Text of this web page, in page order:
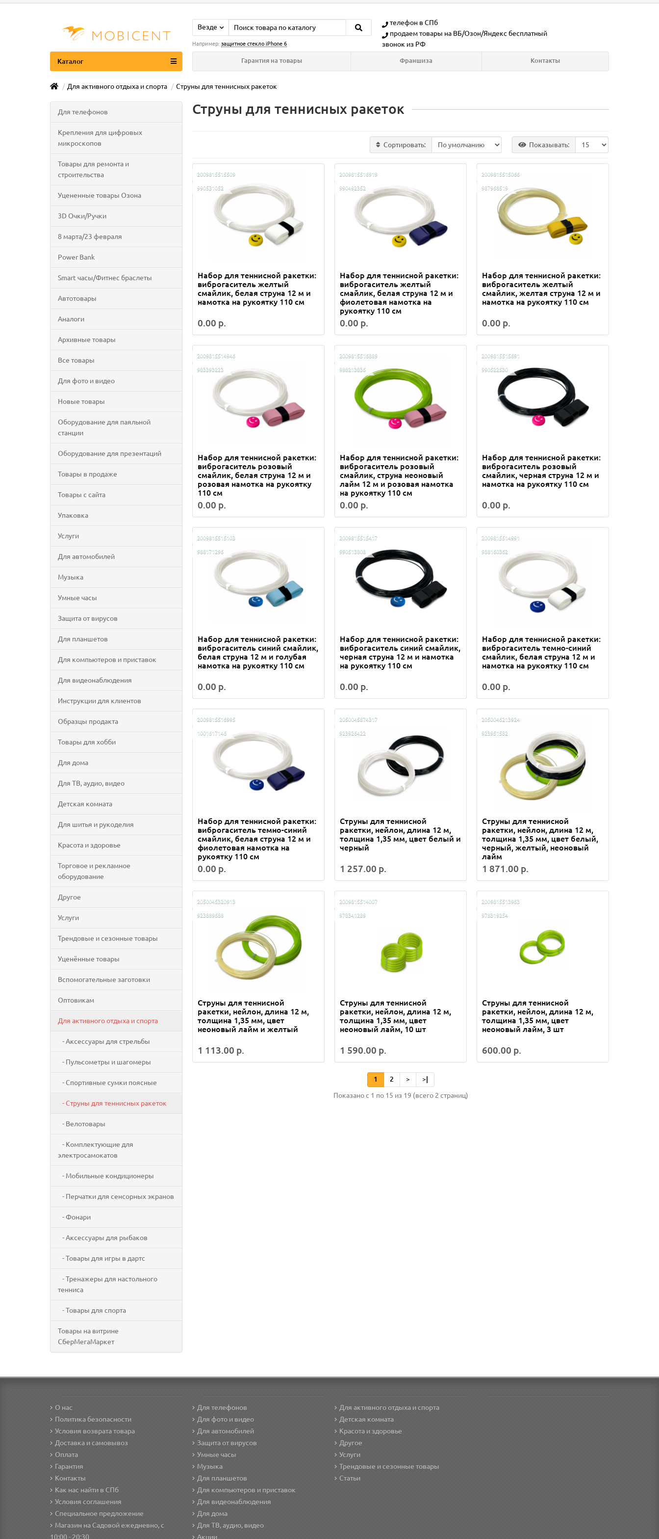
телефон в СПб
продаем товары на ВБ/Озон/Яндекс бесплатный
звонок из РФ
Везде
Например: защитное стекло iPhone 6
Гарантия на товары Франшиза Контакты
Каталог
Для активного отдыха и спорта Струны для теннисных ракеток
Для телефонов
Крепления для цифровых
микроскопов
Товары для ремонта и
строительства
Уцененные товары Озона
3D Очки/Ручки
8 марта/23 февраля
Power Bank
Smart часы/Фитнес браслеты
Автотовары
Аналоги
Архивные товары
Все товары
Для фото и видео
Новые товары
Оборудование для паяльной
станции
Оборудование для презентаций
Товары в продаже
Товары с сайта
Упаковка
Услуги
Для автомобилей
Музыка
Умные часы
Защита от вирусов
Для планшетов
Для компьютеров и приставок
Для видеонаблюдения
Инструкции для клиентов
Образцы продакта
Товары для хобби
Для дома
Для ТВ, аудио, видео
Детская комната
Для шитья и рукоделия
Красота и здоровье
Торговое и рекламное
оборудование
Другое
Услуги
Трендовые и сезонные товары
Уценённые товары
Вспомогательные заготовки
Оптовикам
Для активного отдыха и спорта
- Аксессуары для стрельбы
- Пульсометры и шагомеры
- Спортивные сумки поясные
- Струны для теннисных ракеток
- Велотовары
- Комплектующие для
электросамокатов
- Мобильные кондиционеры
- Перчатки для сенсорных экранов
- Фонари
- Аксессуары для рыбаков
- Товары для игры в дартс
- Тренажеры для настольного
тенниса
- Товары для спорта
Товары на витрине
СберМегаМаркет
Струны для теннисных ракеток
Сортировать: Показывать:
2009815515509
990531052
Набор для теннисной ракетки:
виброгаситель желтый
смайлик, белая струна 12 м и
намотка на рукоятку 110 см
0.00 р.
2009815516919
990492352
Набор для теннисной ракетки:
виброгаситель желтый
смайлик, белая струна 12 м и
фиолетовая намотка на
рукоятку 110 см
0.00 р.
2009815515066
987968519
Набор для теннисной ракетки:
виброгаситель желтый
смайлик, желтая струна 12 м и
намотка на рукоятку 110 см
0.00 р.
2009815514946
983393223
Набор для теннисной ракетки:
виброгаситель розовый
смайлик, белая струна 12 м и
розовая намотка на рукоятку
110 см
0.00 р.
2009815516889
988213836
Набор для теннисной ракетки:
виброгаситель розовый
смайлик, струна неоновый
лайм 12 м и розовая намотка
на рукоятку 110 см
0.00 р.
2009815515691
990522530
Набор для теннисной ракетки:
виброгаситель розовый
смайлик, черная струна 12 м и
намотка на рукоятку 110 см
0.00 р.
2009815515103
988171296
Набор для теннисной ракетки:
виброгаситель синий смайлик,
белая струна 12 м и голубая
намотка на рукоятку 110 см
0.00 р.
2009815515417
990513808
Набор для теннисной ракетки:
виброгаситель синий смайлик,
черная струна 12 м и намотка
на рукоятку 110 см
0.00 р.
2009815514991
988160362
Набор для теннисной ракетки:
виброгаситель темно-синий
смайлик, белая струна 12 м и
намотка на рукоятку 110 см
0.00 р.
2009815516995
1001617146
Набор для теннисной ракетки:
виброгаситель темно-синий
смайлик, белая струна 12 м и
фиолетовая намотка на
рукоятку 110 см
0.00 р.
2050045874317
923926422
Струны для теннисной
ракетки, нейлон, длина 12 м,
толщина 1,35 мм, цвет белый и
черный
1 257.00 р.
2050046213924
923951582
Струны для теннисной
ракетки, нейлон, длина 12 м,
толщина 1,35 мм, цвет белый,
черный, желтый, неоновый
лайм
1 871.00 р.
2050045320913
923889688
Струны для теннисной
ракетки, нейлон, длина 12 м,
толщина 1,35 мм, цвет
неоновый лайм и желтый
1 113.00 р.
2009815514007
978341289
Струны для теннисной
ракетки, нейлон, длина 12 м,
толщина 1,35 мм, цвет
неоновый лайм, 10 шт
1 590.00 р.
2009815513963
978319254
Струны для теннисной
ракетки, нейлон, длина 12 м,
толщина 1,35 мм, цвет
неоновый лайм, 3 шт
600.00 р.
1 2 > >|
Показано с 1 по 15 из 19 (всего 2 страниц)
О нас
Политика безопасности
Условия возврата товара
Доставка и самовывоз
Оплата
Гарантия
Контакты
Как нас найти в СПб
Условия соглашения
Специальное предложение
Магазин на Садовой ежедневно, с
10:00 - 20:30
Для телефонов
Для фото и видео
Для автомобилей
Защита от вирусов
Умные часы
Музыка
Для планшетов
Для компьютеров и приставок
Для видеонаблюдения
Для дома
Для ТВ, аудио, видео
Акции
Для активного отдыха и спорта
Детская комната
Красота и здоровье
Другое
Услуги
Трендовые и сезонные товары
Статьи